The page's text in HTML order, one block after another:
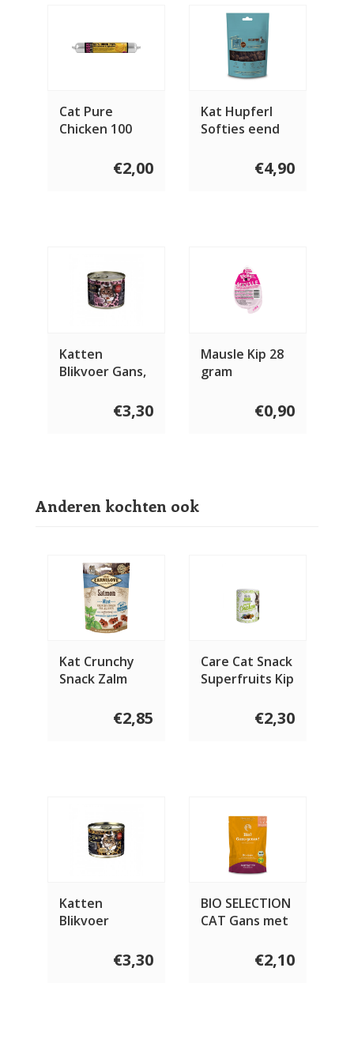
Cat Pure
Chicken 100
€2,00
Kat Hupferl
Softies eend
€4,90
Katten
Blikvoer Gans,
Saffloerolie€3,30
Mausle Kip 28
gram
€0,90
Anderen kochten ook
Kat Crunchy
Snack Zalm
€2,85
Care Cat Snack
Superfruits Kip
€2,30
Katten
Blikvoer
Kwartel en€3,30
BIO SELECTION
CAT Gans met
€2,10